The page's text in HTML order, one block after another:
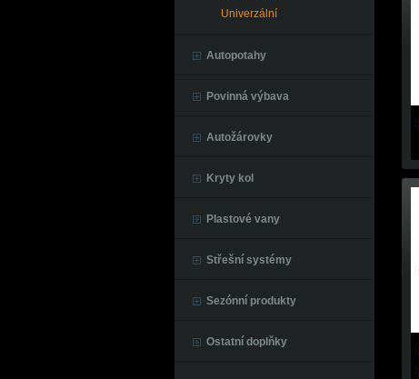
Univerzální
Autopotahy
Povinná výbava
Autožárovky
Kryty kol
Plastové vany
Střešní systémy
Sezónní produkty
Ostatní doplňky